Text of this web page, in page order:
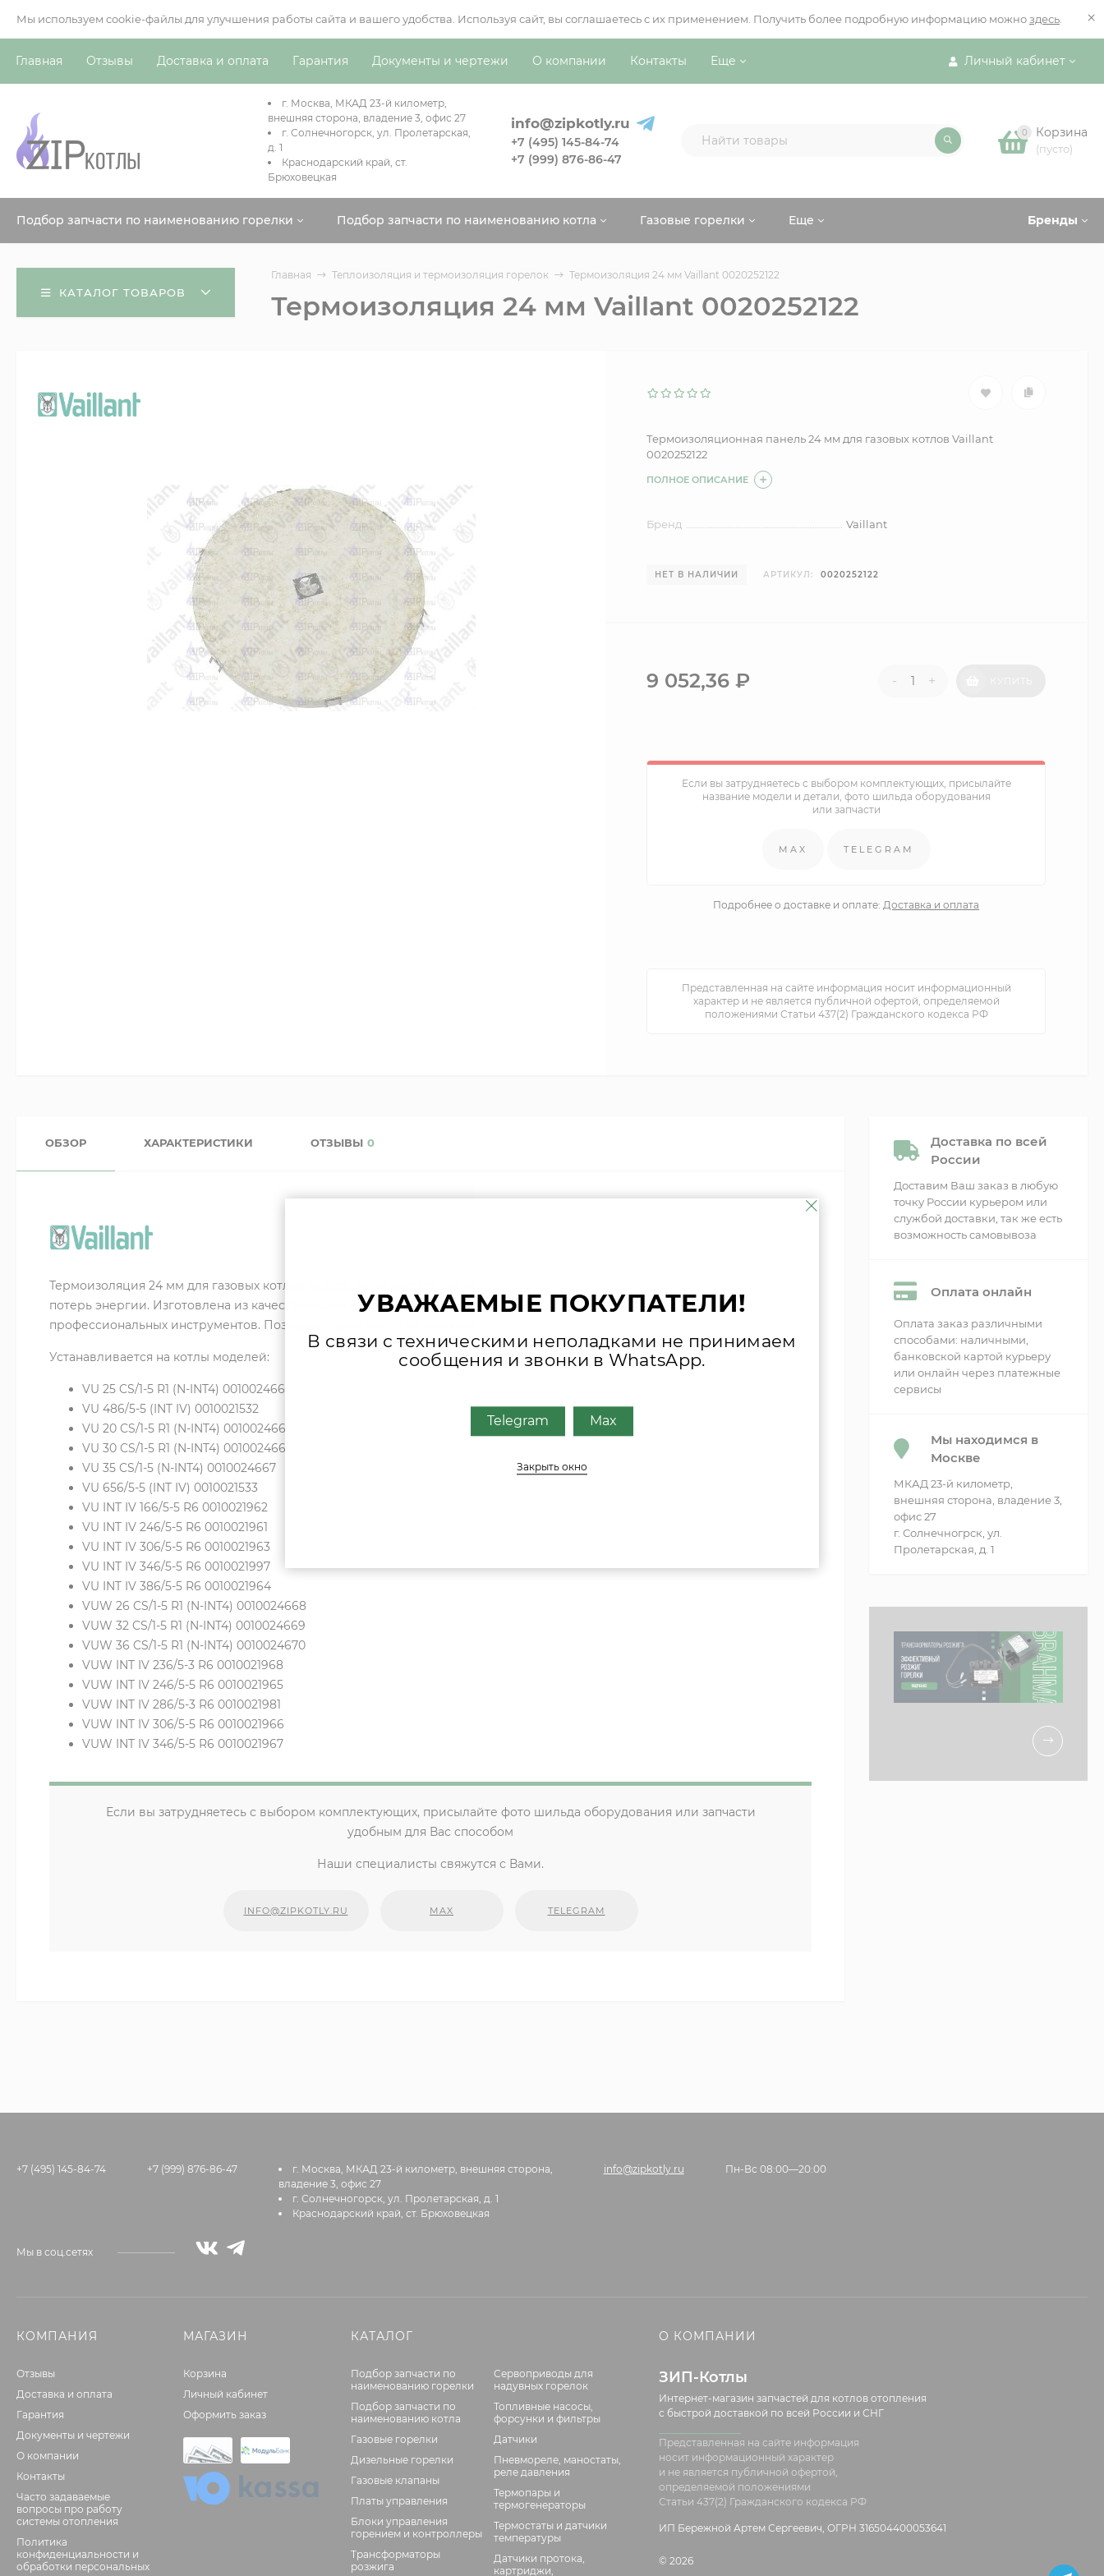
Мы используем cookie-файлы для улучшения работы сайта и вашего удобства. Используя сайт, вы соглашаетесь с их применением. Получить более подробную информацию можно здесь ×
Личный кабинет
Главная Отзывы Доставка и оплата Гарантия Документы и чертежи О компании Контакты Еще
г. Москва, МКАД 23-й километр,
внешняя сторона, владение 3, офис 27
г. Солнечногорск, ул. Пролетарская,
д. 1
Краснодарский край, ст.
Брюховецкая
info@zipkotly.ru
+7 (495) 145-84-74
+7 (999) 876-86-47
0 Корзина
(пусто)
Бренды
Подбор запчасти по наименованию горелки Подбор запчасти по наименованию котла Газовые горелки Еще
КАТАЛОГ ТОВАРОВ
Главная Теплоизоляция и термоизоляция горелок Термоизоляция 24 мм Vaillant 0020252122
Термоизоляция 24 мм Vaillant 0020252122
Термоизоляционная панель 24 мм для газовых котлов Vaillant
0020252122
ПОЛНОЕ ОПИСАНИЕ
Бренд Vaillant
НЕТ В НАЛИЧИИ АРТИКУЛ: 0020252122
9 052,36₽ - +
Если вы затрудняетесь с выбором комплектующих, присылайте
название модели и детали, фото шильда оборудования
или запчасти
MAX TELEGRAM
Подробнее о доставке и оплате:Доставка и оплата
Представленная на сайте информация носит информационный
характер и не является публичной офертой, определяемой
положениями Статьи 437(2) Гражданского кодекса РФ
ОБЗОР ХАРАКТЕРИСТИКИ ОТЗЫВЫ 0
Термоизоляция 24 мм для газовых котлов Vaillant используется для повышения эффективности работы котла и снижения
потерь энергии. Изготовлена из качественных и безопасных материалов. Легко устанавливается без использования
профессиональных инструментов. Позволяет сэкономить на отоплении и повышает комфорт при использовании котла.
Устанавливается на котлы моделей:
VU 25 CS/1-5 R1 (N-INT4) 0010024665
VU 486/5-5 (INT IV) 0010021532
VU 20 CS/1-5 R1 (N-INT4) 0010024664
VU 30 CS/1-5 R1 (N-INT4) 0010024666
VU 35 CS/1-5 (N-INT4) 0010024667
VU 656/5-5 (INT IV) 0010021533
VU INT IV 166/5-5 R6 0010021962
VU INT IV 246/5-5 R6 0010021961
VU INT IV 306/5-5 R6 0010021963
VU INT IV 346/5-5 R6 0010021997
VU INT IV 386/5-5 R6 0010021964
VUW 26 CS/1-5 R1 (N-INT4) 0010024668
VUW 32 CS/1-5 R1 (N-INT4) 0010024669
VUW 36 CS/1-5 R1 (N-INT4) 0010024670
VUW INT IV 236/5-3 R6 0010021968
VUW INT IV 246/5-5 R6 0010021965
VUW INT IV 286/5-3 R6 0010021981
VUW INT IV 306/5-5 R6 0010021966
VUW INT IV 346/5-5 R6 0010021967
Если вы затрудняетесь с выбором комплектующих, присылайте фото шильда оборудования или запчасти
удобным для Вас способом
Наши специалисты свяжутся с Вами.
INFO@ZIPKOTLY.RU MAX TELEGRAM
Доставка по всей
России
Доставим Ваш заказ в любую
точку России курьером или
службой доставки, так же есть
возможность самовывоза
Оплата онлайн
Оплата заказ различными
способами: наличными,
банковской картой курьеру
или онлайн через платежные
сервисы
Мы находимся в
Москве
МКАД 23-й километр,
внешняя сторона, владение 3,
офис 27
г. Солнечногрск, ул.
Пролетарская, д. 1
+7 (495) 145-84-74 +7 (999) 876-86-47
г. Москва, МКАД 23-й километр, внешняя сторона,
владение 3, офис 27
г. Солнечногорск, ул. Пролетарская, д. 1
Краснодарский край, ст. Брюховецкая
info@zipkotly.ru Пн-Вс 08:00—20:00
Мы в соц.сетях
КОМПАНИЯ
Отзывы
Доставка и оплата
Гарантия
Документы и чертежи
О компании
Контакты
Часто задаваемые
вопросы про работу
системы отопления
Политика
конфиденциальности и
обработки персональных
МАГАЗИН
Корзина
Личный кабинет
Оформить заказ
КАТАЛОГ
Подбор запчасти по
наименованию горелки
Подбор запчасти по
наименованию котла
Газовые горелки
Дизельные горелки
Газовые клапаны
Платы управления
Блоки управления
горением и контроллеры
Трансформаторы
розжига
Сервоприводы для
надувных горелок
Топливные насосы,
форсунки и фильтры
Датчики
Пневмореле, маностаты,
реле давления
Термопары и
термогенераторы
Термостаты и датчики
температуры
Датчики протока,
картриджи,
О КОМПАНИИ
ЗИП-Котлы
Интернет-магазин запчастей для котлов отопления
с быстрой доставкой по всей России и СНГ
Представленная на сайте информация
носит информационный характер
и не является публичной офертой,
определяемой положениями
Статьи 437(2) Гражданского кодекса РФ
ИП Бережной Артем Сергеевич, ОГРН 316504400053641
© 2026
УВАЖАЕМЫЕ ПОКУПАТЕЛИ!
В связи с техническими неполадками не принимаем
сообщения и звонки в WhatsApp.
Telegram Max
Закрыть окно